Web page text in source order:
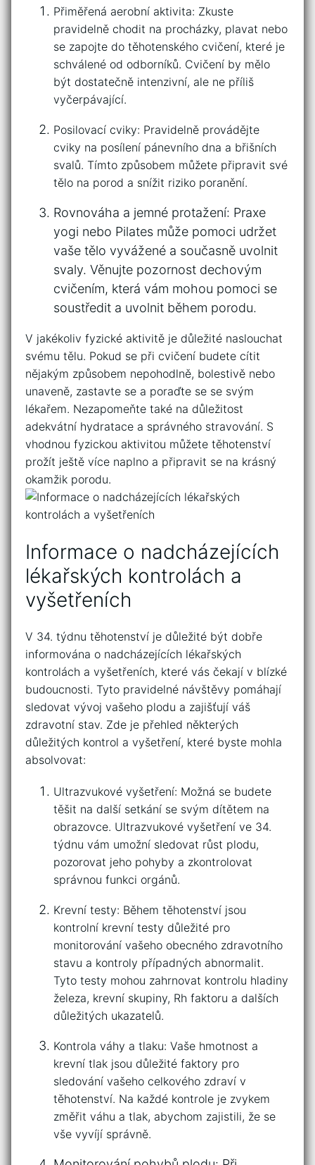
Přiměřená ‌aerobní⁣ aktivita: Zkuste
pravidelně ⁣chodit ⁣na‌ procházky, plavat nebo
se zapojte do těhotenského cvičení, ‌které je
schválené‍ od‌ odborníků. Cvičení by ⁤mělo
být ‍dostatečně intenzivní, ale ne příliš
vyčerpávající.
Posilovací cviky: Pravidelně provádějte
cviky na posílení pánevního dna a břišních
svalů. Tímto‍ způsobem můžete připravit své
tělo na⁣ porod a‍ snížit ⁤riziko ‍poranění.
Rovnováha ​a jemné protažení: Praxe
yogi nebo ​Pilates ⁢může pomoci udržet
⁢vaše‍ tělo vyvážené a současně uvolnit
svaly. Věnujte pozornost ⁣dechovým
cvičením, která vám mohou pomoci se
soustředit a‍ uvolnit během‌ porodu.
V jakékoliv fyzické aktivitě je‍ důležité naslouchat
svému tělu. Pokud se při cvičení budete ⁤cítit
nějakým způsobem nepohodlně, ​bolestivě ‌nebo​
unaveně, zastavte se⁢ a ⁤poraďte se⁤ se‌ svým‌
lékařem. Nezapomeňte také ‌na důležitost
‌adekvátní hydratace a ⁤správného‍ stravování. S
vhodnou fyzickou aktivitou můžete těhotenství ​
prožít ještě⁢ více naplno a⁢ připravit se ‌na⁢ krásný
⁢okamžik porodu.
Informace ‍o nadcházejících
⁢lékařských kontrolách a‍
vyšetřeních
V 34.⁣ týdnu těhotenství⁢ je důležité být dobře
informována o‍ nadcházejících⁣ lékařských⁣
kontrolách a⁣ vyšetřeních, které ⁤vás čekají v ⁣blízké
budoucnosti. Tyto pravidelné návštěvy‌ pomáhají ​
sledovat vývoj vašeho plodu ⁢a zajišťují váš
zdravotní‌ stav. Zde je přehled některých⁣
důležitých kontrol a vyšetření, které ‍byste mohla
‌absolvovat:
Ultrazvukové vyšetření: Možná se budete‌
těšit na další setkání se​ svým dítětem na⁣
obrazovce.​ Ultrazvukové vyšetření ve 34.
týdnu vám ​umožní‍ sledovat růst plodu,
pozorovat ⁣jeho pohyby a zkontrolovat
správnou funkci‌ orgánů.
Krevní ⁢testy:‌ Během těhotenství‌ jsou
kontrolní⁤ krevní testy důležité pro
monitorování vašeho ⁤obecného zdravotního⁢
stavu a kontroly případných abnormalit.
⁤Tyto ⁣testy‍ mohou​ zahrnovat ​kontrolu hladiny
železa, krevní skupiny, Rh ⁤faktoru‌ a dalších ​
důležitých ukazatelů.
Kontrola váhy a tlaku: Vaše hmotnost⁣ a
krevní ⁢tlak ‍jsou ​důležité faktory pro
sledování vašeho celkového⁣ zdraví v
těhotenství. Na každé kontrole je ⁢zvykem
‌změřit ⁤váhu ‌a tlak, abychom zajistili, že se
vše ‌vyvíjí správně.